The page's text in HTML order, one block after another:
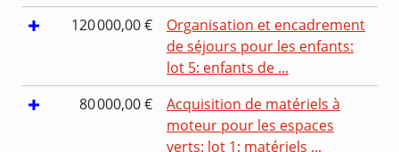
120 000,00 €
Organisation et encadrement
de séjours pour les enfants:
lot 5: enfants de ...
80 000,00 €
Acquisition de matériels à
moteur pour les espaces
verts: lot 1: matériels ...